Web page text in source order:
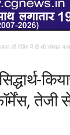
की वेडिंग में दी थी स्पेशल
तेजी